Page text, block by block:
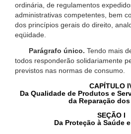
ordinária, de regulamentos
administrativas competentes, bem
dos princípios gerais do direito,
eqüidade.
Parágrafo único. Tendo mais
todos responderão solidariamente
previstos nas normas de consumo.
CAPÍTULO
Da Qualidade de Produtos e
da Reparação
SEÇÃO I
Da Proteção à Saúde